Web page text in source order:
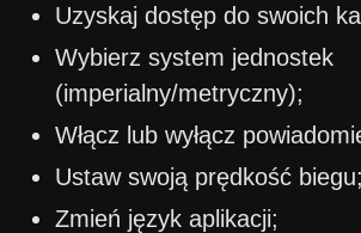
Uzyskaj dostęp do swoich
Wybierz system jednostek
(imperialny/metryczny);
Włącz lub wyłącz
Ustaw swoją prędkość biegu;
Zmień język aplikacji;